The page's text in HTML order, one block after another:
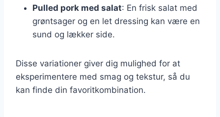
Pulled pork med salat: En frisk salat med
grøntsager og en let dressing kan være en
sund og lækker side.
Disse variationer giver dig mulighed for at
eksperimentere med smag og tekstur, så du
kan finde din favoritkombination.